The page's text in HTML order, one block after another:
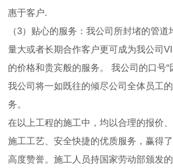
惠于客户.
（3）贴心的服务：我公司所封堵的管道
量大或者长期合作客户更可成为我公司
的价格和贵宾般的服务。 我公司的口号“
我公司将一如既往的倾尽公司全体员工
务。
在以上工程的施工中，均以合理的报价
施工工艺、安全快捷的优质服务，赢得
高度赞誉。施工人员持国家劳动部颁发